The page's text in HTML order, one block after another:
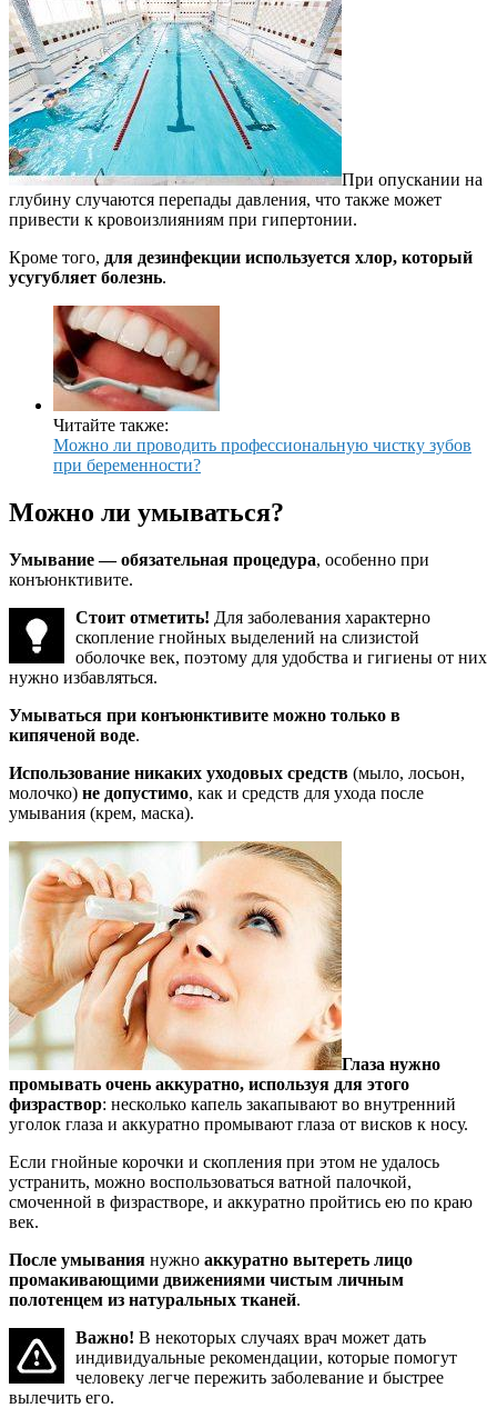
При опускании на
глубину случаются перепады давления, что также может
привести к кровоизлияниям при гипертонии.
Кроме того, для дезинфекции используется хлор, который
усугубляет болезнь.
Читайте также:
Можно ли проводить профессиональную чистку зубов
при беременности?
Можно ли умываться?
Умывание — обязательная процедура, особенно при
конъюнктивите.
Стоит отметить! Для заболевания характерно
скопление гнойных выделений на слизистой
оболочке век, поэтому для удобства и гигиены от них
нужно избавляться.
Умываться при конъюнктивите можно только в
кипяченой воде.
Использование никаких уходовых средств (мыло, лосьон,
молочко) не допустимо, как и средств для ухода после
умывания (крем, маска).
Глаза нужно
промывать очень аккуратно, используя для этого
физраствор: несколько капель закапывают во внутренний
уголок глаза и аккуратно промывают глаза от висков к носу.
Если гнойные корочки и скопления при этом не удалось
устранить, можно воспользоваться ватной палочкой,
смоченной в физрастворе, и аккуратно пройтись ею по краю
век.
После умывания нужно аккуратно вытереть лицо
промакивающими движениями чистым личным
полотенцем из натуральных тканей.
Важно! В некоторых случаях врач может дать
индивидуальные рекомендации, которые помогут
человеку легче пережить заболевание и быстрее
вылечить его.